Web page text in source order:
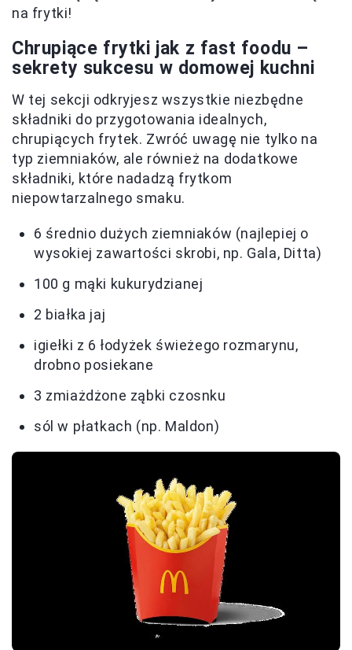
na frytki!
Chrupiące frytki jak z fast foodu –
sekrety sukcesu w domowej kuchni
W tej sekcji odkryjesz wszystkie niezbędne
składniki do przygotowania idealnych,
chrupiących frytek. Zwróć uwagę nie tylko na
typ ziemniaków, ale również na dodatkowe
składniki, które nadadzą frytkom
niepowtarzalnego smaku.
6 średnio dużych ziemniaków (najlepiej o
wysokiej zawartości skrobi, np. Gala, Ditta)
100 g mąki kukurydzianej
2 białka jaj
igiełki z 6 łodyżek świeżego rozmarynu,
drobno posiekane
3 zmiażdżone ząbki czosnku
sól w płatkach (np. Maldon)